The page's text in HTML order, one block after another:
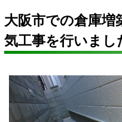
大阪市での倉庫増
気工事を行いまし